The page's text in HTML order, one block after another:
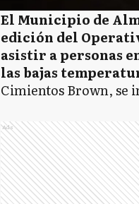
El Municipio de
edición del
asistir a personas
las bajas
Cimientos Brown, se
Ads